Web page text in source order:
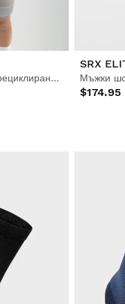
Дамски шорти за колоездене от рециклирани материи
SRX
Мъжки
$174.95